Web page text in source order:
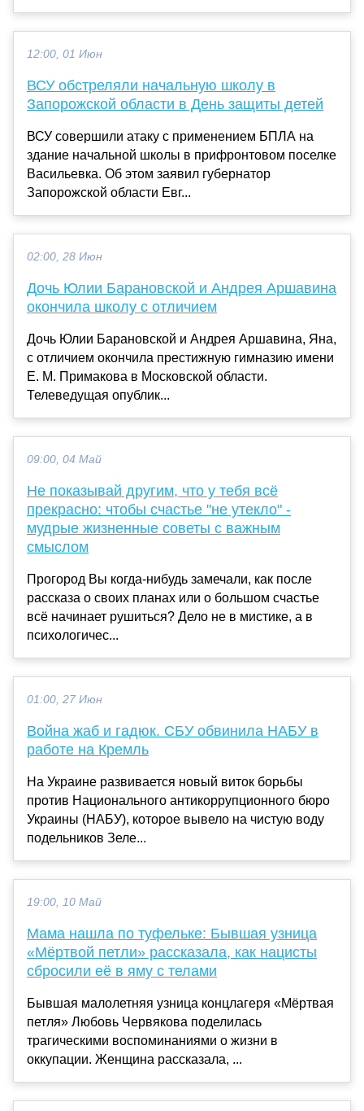
12:00, 01 Июн
ВСУ обстреляли начальную школу в
Запорожской области в День защиты детей
ВСУ совершили атаку с применением БПЛА на
здание начальной школы в прифронтовом поселке
Васильевка. Об этом заявил губернатор
Запорожской области Евг...
02:00, 28 Июн
Дочь Юлии Барановской и Андрея Аршавина
окончила школу с отличием
Дочь Юлии Барановской и Андрея Аршавина, Яна,
с отличием окончила престижную гимназию имени
Е. М. Примакова в Московской области.
Телеведущая опублик...
09:00, 04 Май
Не показывай другим, что у тебя всё
прекрасно: чтобы счастье "не утекло" -
мудрые жизненные советы с важным
смыслом
Прогород Вы когда-нибудь замечали, как после
рассказа о своих планах или о большом счастье
всё начинает рушиться? Дело не в мистике, а в
психологичес...
01:00, 27 Июн
Война жаб и гадюк. СБУ обвинила НАБУ в
работе на Кремль
На Украине развивается новый виток борьбы
против Национального антикоррупционного бюро
Украины (НАБУ), которое вывело на чистую воду
подельников Зеле...
19:00, 10 Май
Мама нашла по туфельке: Бывшая узница
«Мёртвой петли» рассказала, как нацисты
сбросили её в яму с телами
Бывшая малолетняя узница концлагеря «Мёртвая
петля» Любовь Червякова поделилась
трагическими воспоминаниями о жизни в
оккупации. Женщина рассказала, ...